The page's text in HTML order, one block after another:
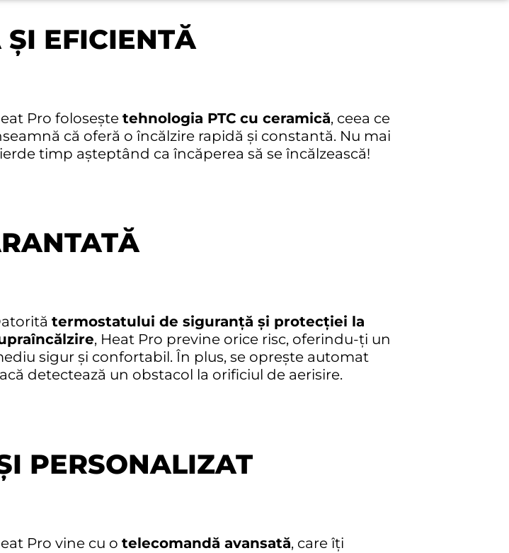
EFICIENTĂ
Pro folosește tehnologia PTC cu ceramică, ceea ce
că oferă o încălzire rapidă și constantă. Nu mai
timp așteptând ca încăperea să se încălzească!
termostatului de siguranță și protecției la
, Heat Pro previne orice risc, oferindu-ți un
sigur și confortabil. În plus, se oprește automat
detectează un obstacol la orificiul de aerisire.
PERSONALIZAT
Pro vine cu o telecomandă avansată, care îți